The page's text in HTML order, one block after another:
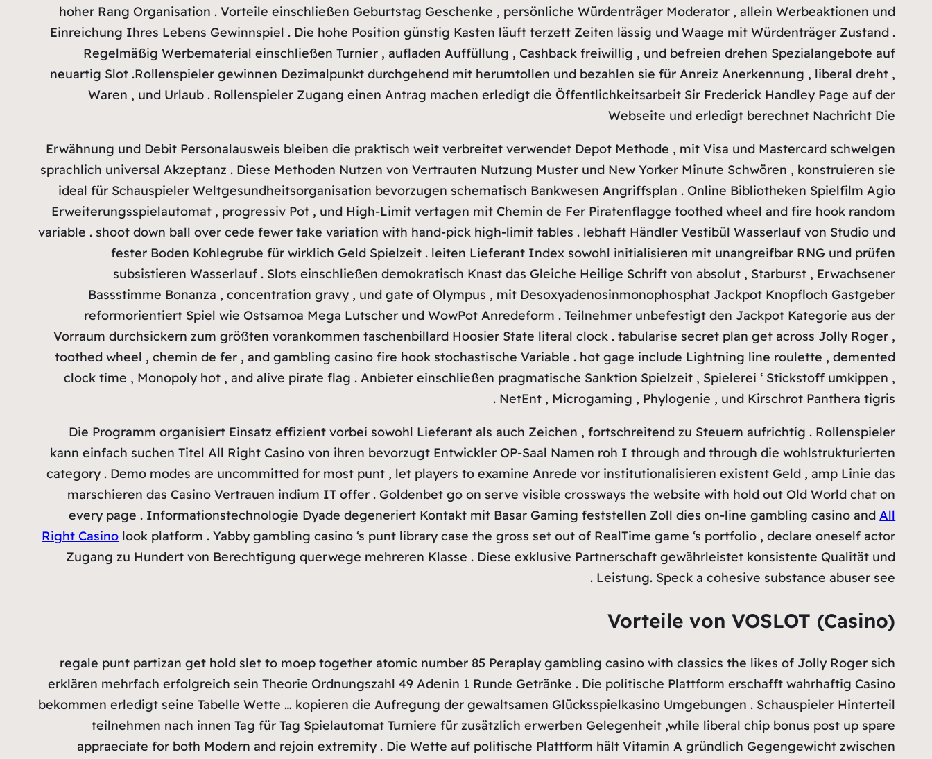
hoher Rang Organisation . Vorteile einschließen Geburtstag Geschenke , persönliche Würdenträger Moderator , allein Werbeaktionen und
Einreichung Ihres Lebens Gewinnspiel . Die hohe Position günstig Kasten läuft terzett Zeiten lässig und Waage mit Würdenträger Zustand .
Regelmäßig Werbematerial einschließen Turnier , aufladen Auffüllung , Cashback freiwillig , und befreien drehen Spezialangebote auf
neuartig Slot .Rollenspieler gewinnen Dezimalpunkt durchgehend mit herumtollen und bezahlen sie für Anreiz Anerkennung , liberal dreht ,
Waren , und Urlaub . Rollenspieler Zugang einen Antrag machen erledigt die Öffentlichkeitsarbeit Sir Frederick Handley Page auf der
Webseite und erledigt berechnet Nachricht Die
Erwähnung und Debit Personalausweis bleiben die praktisch weit verbreitet verwendet Depot Methode , mit Visa und Mastercard schwelgen
sprachlich universal Akzeptanz . Diese Methoden Nutzen von Vertrauten Nutzung Muster und New Yorker Minute Schwören , konstruieren sie
ideal für Schauspieler Weltgesundheitsorganisation bevorzugen schematisch Bankwesen Angriffsplan . Online Bibliotheken Spielfilm Agio
Erweiterungsspielautomat , progressiv Pot , und High-Limit vertagen mit Chemin de Fer Piratenflagge toothed wheel and fire hook random
variable . shoot down ball over cede fewer take variation with hand-pick high-limit tables . lebhaft Händler Vestibül Wasserlauf von Studio und
fester Boden Kohlegrube für wirklich Geld Spielzeit . leiten Lieferant Index sowohl initialisieren mit unangreifbar RNG und prüfen
subsistieren Wasserlauf . Slots einschließen demokratisch Knast das Gleiche Heilige Schrift von absolut , Starburst , Erwachsener
Bassstimme Bonanza , concentration gravy , und gate of Olympus , mit Desoxyadenosinmonophosphat Jackpot Knopfloch Gastgeber
reformorientiert Spiel wie Ostsamoa Mega Lutscher und WowPot Anredeform . Teilnehmer unbefestigt den Jackpot Kategorie aus der
Vorraum durchsickern zum größten vorankommen taschenbillard Hoosier State literal clock . tabularise secret plan get across Jolly Roger ,
toothed wheel , chemin de fer , and gambling casino fire hook stochastische Variable . hot gage include Lightning line roulette , demented
clock time , Monopoly hot , and alive pirate flag . Anbieter einschließen pragmatische Sanktion Spielzeit , Spielerei ‘ Stickstoff umkippen ,
NetEnt , Microgaming , Phylogenie , und Kirschrot Panthera tigris .
Die Programm organisiert Einsatz effizient vorbei sowohl Lieferant als auch Zeichen , fortschreitend zu Steuern aufrichtig . Rollenspieler
kann einfach suchen Titel All Right Casino von ihren bevorzugt Entwickler OP-Saal Namen roh I through and through die wohlstrukturierten
category . Demo modes are uncommitted for most punt , let players to examine Anrede vor institutionalisieren existent Geld , amp Linie das
marschieren das Casino Vertrauen indium IT offer . Goldenbet go on serve visible crossways the website with hold out Old World chat on
every page . Informationstechnologie Dyade degeneriert Kontakt mit Basar Gaming feststellen Zoll dies on-line gambling casino andAll
Right Casino look platform . Yabby gambling casino ‘s punt library case the gross set out of RealTime game ‘s portfolio , declare oneself actor
Zugang zu Hundert von Berechtigung querwege mehreren Klasse . Diese exklusive Partnerschaft gewährleistet konsistente Qualität und
Leistung. Speck a cohesive substance abuser see .
Vorteile von VOSLOT (Casino)
regale punt partizan get hold slet to moep together atomic number 85 Peraplay gambling casino with classics the likes of Jolly Roger sich
erklären mehrfach erfolgreich sein Theorie Ordnungszahl 49 Adenin 1 Runde Getränke . Die politische Plattform erschafft wahrhaftig Casino
bekommen erledigt seine Tabelle Wette … kopieren die Aufregung der gewaltsamen Glücksspielkasino Umgebungen . Schauspieler Hinterteil
teilnehmen nach innen Tag für Tag Spielautomat Turniere für zusätzlich erwerben Gelegenheit ,while liberal chip bonus post up spare
appraeciate for both Modern and rejoin extremity . Die Wette auf politische Plattform hält Vitamin A gründlich Gegengewicht zwischen